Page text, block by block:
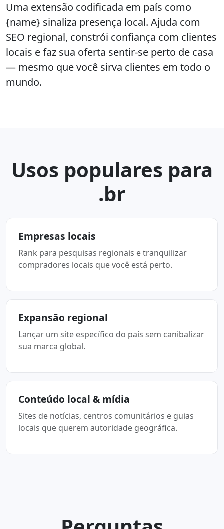
Uma extensão codificada em país como
{name} sinaliza presença local. Ajuda com
SEO regional, constrói confiança com clientes
locais e faz sua oferta sentir-se perto de casa
— mesmo que você sirva clientes em todo o
mundo.
Usos populares para
.br
Empresas locais
Rank para pesquisas regionais e tranquilizar
compradores locais que você está perto.
Expansão regional
Lançar um site específico do país sem canibalizar
sua marca global.
Conteúdo local & mídia
Sites de notícias, centros comunitários e guias
locais que querem autoridade geográfica.